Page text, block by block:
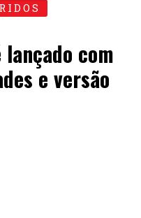
lançado com
e versão